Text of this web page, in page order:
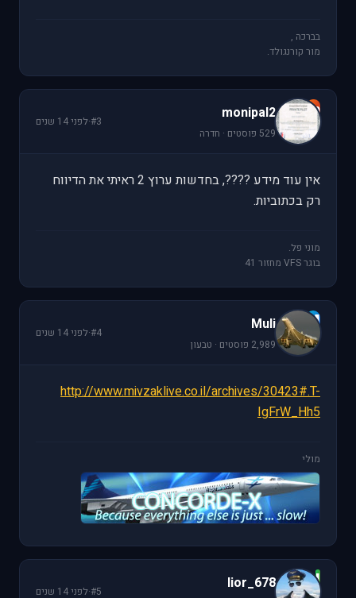
בברכה ,
מור קורנגולד.
m
monipal2
529 פוסטים · חדרה
#3
·לפני 14 שנים
אין עוד מידע ????, בחדשות ערוץ 2 ראיתי את הדיווח
רק בכתוביות.
מוני פל.
בוגר VFS מחזור 41
M
Muli
2,989 פוסטים · טבעון
#4
·לפני 14 שנים
http://www.mivzaklive.co.il/archives/30423#.T-
IgFrW_Hh5
מולי
l
lior_678
#5
·לפני 14 שנים